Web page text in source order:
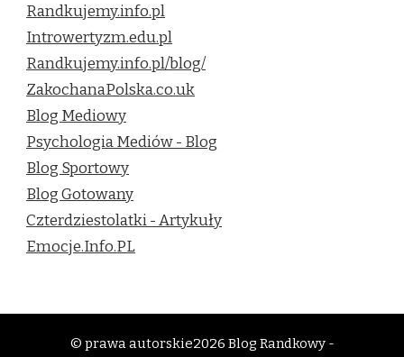
Randkujemy.info.pl
Introwertyzm.edu.pl
Randkujemy.info.pl/blog/
ZakochanaPolska.co.uk
Blog Mediowy
Psychologia Mediów - Blog
Blog Sportowy
Blog Gotowany
Czterdziestolatki - Artykuły
Emocje.Info.PL
© prawa autorskie2026 Blog Randkowy -